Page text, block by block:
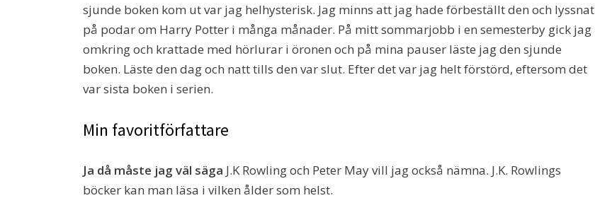
sjunde boken kom ut var jag helhysterisk. Jag minns att jag hade förbeställt den och lyssnat
på podar om Harry Potter i många månader. På mitt sommarjobb i en semesterby gick jag
omkring och krattade med hörlurar i öronen och på mina pauser läste jag den sjunde
boken. Läste den dag och natt tills den var slut. Efter det var jag helt förstörd, eftersom det
var sista boken i serien.
Min favoritförfattare
Ja då måste jag väl säga J.K Rowling och Peter May vill jag också nämna. J.K. Rowlings
böcker kan man läsa i vilken ålder som helst.